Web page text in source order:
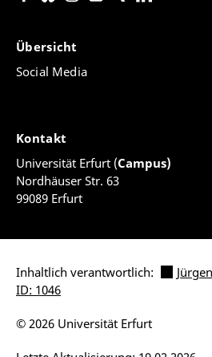
Übersicht
Social Media
Kontakt
Universität Erfurt (Campus)
Nordhäuser Str. 63
99089 Erfurt
Inhaltlich verantwortlich:
ID: 1046
© 2026 Universität Erfurt